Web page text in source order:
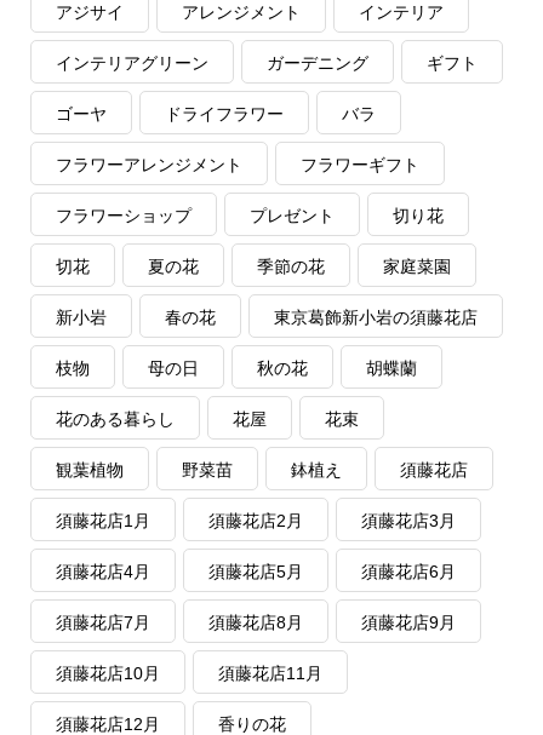
アジサイ アレンジメント インテリア
インテリアグリーン ガーデニング ギフト
ゴーヤ ドライフラワー バラ
フラワーアレンジメント フラワーギフト
フラワーショップ プレゼント 切り花
切花 夏の花 季節の花 家庭菜園
新小岩 春の花 東京葛飾新小岩の須藤花店
枝物 母の日 秋の花 胡蝶蘭
花のある暮らし 花屋 花束
観葉植物 野菜苗 鉢植え 須藤花店
須藤花店1月 須藤花店2月 須藤花店3月
須藤花店4月 須藤花店5月 須藤花店6月
須藤花店7月 須藤花店8月 須藤花店9月
須藤花店10月 須藤花店11月
須藤花店12月 香りの花